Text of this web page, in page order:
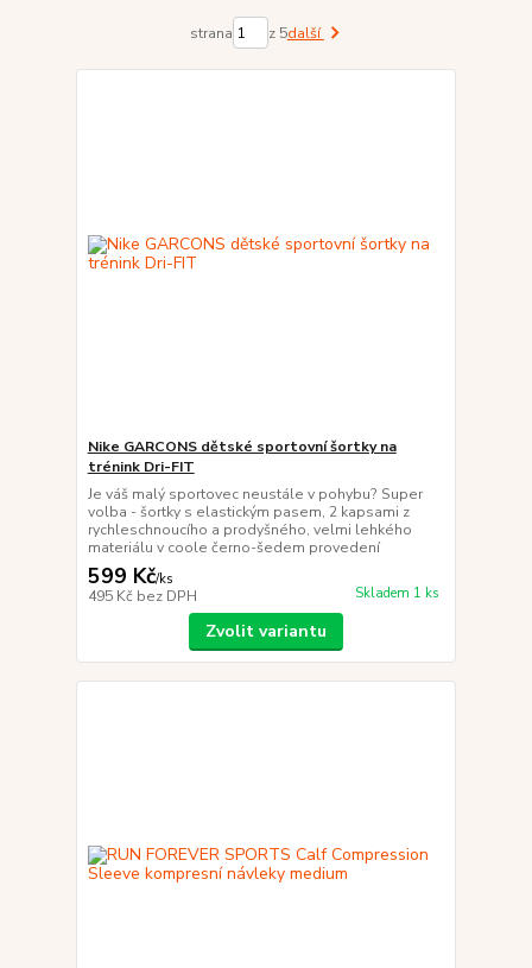
strana z 5další
Nike GARCONS dětské sportovní šortky na
trénink Dri-FIT
Je váš malý sportovec neustále v pohybu? Super
volba - šortky s elastickým pasem, 2 kapsami z
rychleschnoucího a prodyšného, velmi lehkého
materiálu v coole černo-šedem provedení
599 Kč/ks
495 Kč bez DPH Skladem 1 ks
Zvolit variantu